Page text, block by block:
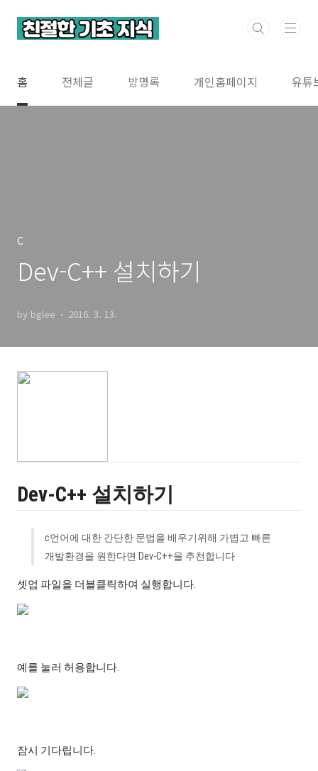
홈 전체글 방명록 개인홈페이지 유튜
C
Dev-C++ 설치하기
by bglee 2016. 3. 13.
Dev-C++ 설치하기
c언어에 대한 간단한 문법을 배우기위해 가볍고 빠른
개발환경을 원한다면 Dev-C++을 추천합니다
셋업 파일을 더블클릭하여 실행합니다.
예를 눌러 허용합니다.
잠시 기다립니다.